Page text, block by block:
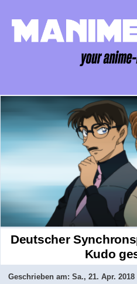
Deutscher
Kudo
Geschrieben am: Sa., 21. Apr. 2018